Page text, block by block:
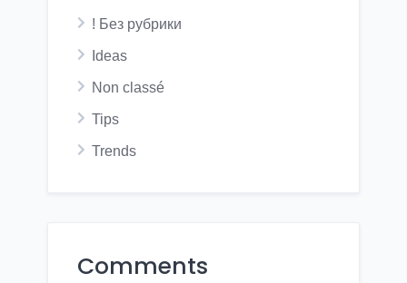
! Без рубрики
Ideas
Non classé
Tips
Trends
Comments